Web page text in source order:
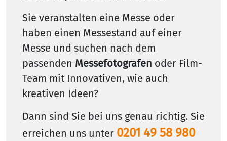
Sie veranstalten eine Messe oder
haben einen Messestand auf einer
Messe und suchen nach dem
passenden Messefotografen oder Film-
Team mit Innovativen, wie auch
kreativen Ideen?
Dann sind Sie bei uns genau richtig. Sie
erreichen uns unter 0201 49 58 980